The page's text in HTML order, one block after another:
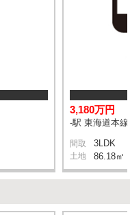
3,180万円
-駅 東海道本
間取 3LDK
土地 86.18㎡